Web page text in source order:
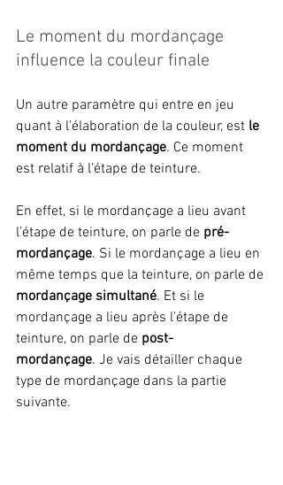
Le moment du mordançage
influence la couleur finale
Un autre paramètre qui entre en jeu
quant à l’élaboration de la couleur, est le
moment du mordançage. Ce moment
est relatif à l’étape de teinture.
En effet, si le mordançage a lieu avant
l’étape de teinture, on parle de pré-
mordançage. Si le mordançage a lieu en
même temps que la teinture, on parle de
mordançage simultané. Et si le
mordançage a lieu après l'étape de
teinture, on parle de post-
mordançage. Je vais détailler chaque
type de mordançage dans la partie
suivante.